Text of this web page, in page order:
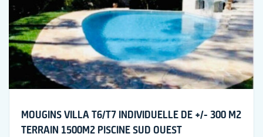
MOUGINS VILLA T6/T7 INDIVIDUELLE DE +/- 300 M2
TERRAIN 1500M2 PISCINE SUD OUEST